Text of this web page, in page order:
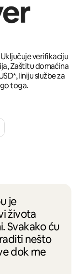
verifikaciju
Zaštitu domaćina
liniju službe za
toga.
je
života
Svakako ću
nešto
dok me